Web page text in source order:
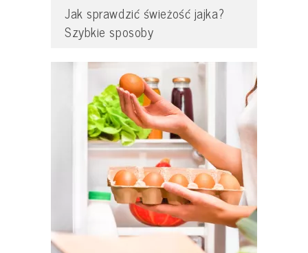
Jak sprawdzić świeżość jajka?
Szybkie sposoby